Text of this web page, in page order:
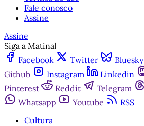
Fale conosco
Assine
Assine
Siga a Matinal
Facebook
Twitter Bluesky
Github
Instagram Linkedin
Pinterest
Reddit Telegram
Whatsapp
Youtube
RSS
Cultura